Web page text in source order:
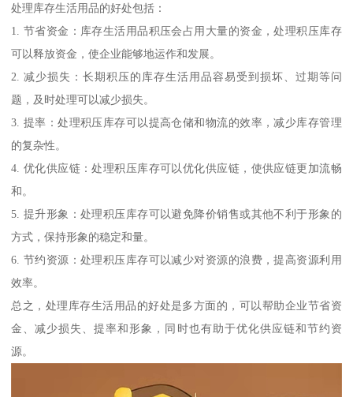
处理库存生活用品的好处包括：
1. 节省资金：库存生活用品积压会占用大量的资金，处理积压库存
可以释放资金，使企业能够地运作和发展。
2. 减少损失：长期积压的库存生活用品容易受到损坏、过期等问
题，及时处理可以减少损失。
3. 提率：处理积压库存可以提高仓储和物流的效率，减少库存管理
的复杂性。
4. 优化供应链：处理积压库存可以优化供应链，使供应链更加流畅
和。
5. 提升形象：处理积压库存可以避免降价销售或其他不利于形象的
方式，保持形象的稳定和量。
6. 节约资源：处理积压库存可以减少对资源的浪费，提高资源利用
效率。
总之，处理库存生活用品的好处是多方面的，可以帮助企业节省资
金、减少损失、提率和形象，同时也有助于优化供应链和节约资
源。